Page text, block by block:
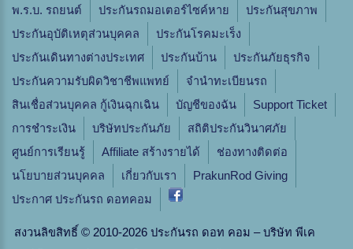
พ.ร.บ. รถยนต์
ประกันรถมอเตอร์ไซค์หาย
ประกันสุขภาพ
ประกันอุบัติเหตุส่วนบุคคล
ประกันโรคมะเร็ง
ประกันเดินทางต่างประเทศ
ประกันบ้าน
ประกันภัยธุรกิจ
ประกันความรับผิดวิชาชีพแพทย์
จํานําทะเบียนรถ
สินเชื่อส่วนบุคคล กู้เงินฉุกเฉิน
บัญชีของฉัน
Support Ticket
การชำระเงิน
บริษัทประกันภัย
สถิติประกันวินาศภัย
ศูนย์การเรียนรู้
Affiliate สร้างรายได้
ช่องทางติดต่อ
นโยบายส่วนบุคคล
เกี่ยวกับเรา
PrakunRod Giving
ประกาศ ประกันรถ ดอทคอม
สงวนลิขสิทธิ์ © 2010-2026 ประกันรถ ดอท คอม – บริษัท พีเค